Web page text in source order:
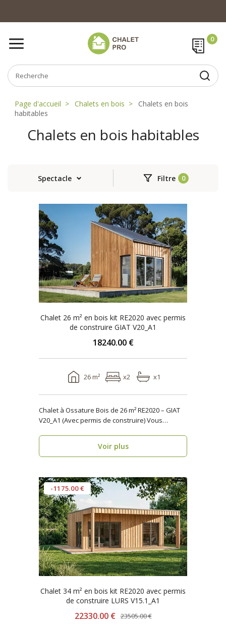
Page d'accueil Chalets en bois
Chalets en bois
habitables
Chalets en bois habitables
Spectacle Filtre
Chalet 26 m² en bois kit RE2020 avec permis
de construire GIAT V20_A1
18240.00 €
26 m² x2 x1
Chalet à Ossature Bois de 26 m² RE2020 – GIAT
V20_A1 (Avec permis de construire) Vous
Voir plus
-1175.00 €
Chalet 34 m² en bois kit RE2020 avec permis
de construire LURS V15.1_A1
22330.00 € 23505.00 €